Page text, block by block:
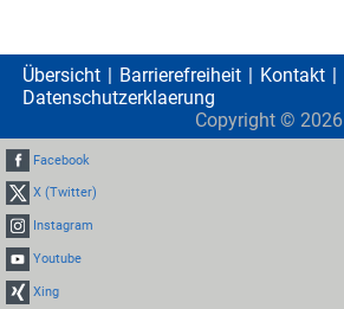
Übersicht Barrierefreiheit Kontakt
Datenschutzerklaerung
Copyright © 2026
Facebook
X (Twitter)
Instagram
Youtube
Xing